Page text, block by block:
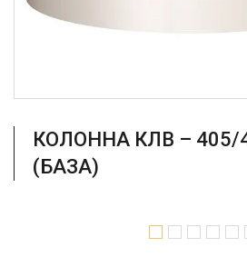
КОЛОННА КЛВ – 405/
(БАЗА)